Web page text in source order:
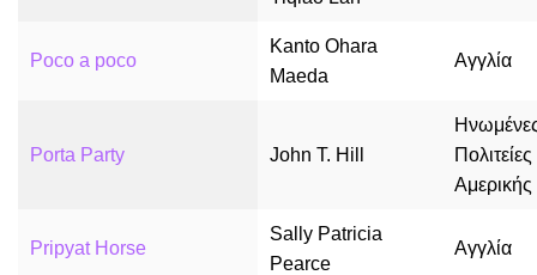
Poco a poco
Kanto Ohara
Maeda
Αγγλία
Porta Party John T. Hill
Πολιτείες
Αμερικής
Pripyat Horse
Sally Patricia
Pearce
Αγγλία